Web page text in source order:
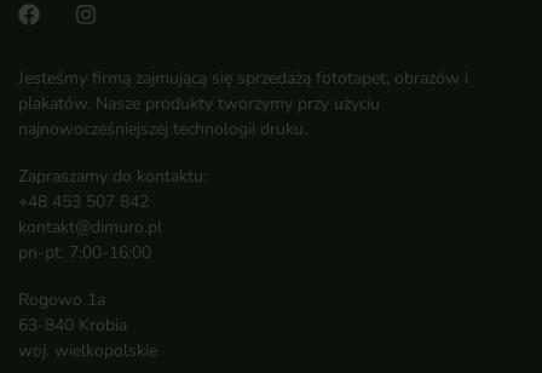
Jesteśmy firmą zajmującą się sprzedażą fototapet, obrazów i
plakatów. Nasze produkty tworzymy przy użyciu
najnowocześniejszej technologii druku.
Zapraszamy do kontaktu:
+48 453 507 842
kontakt@dimuro.pl
pn-pt: 7:00-16:00
Rogowo 1a
63-840 Krobia
woj. wielkopolskie